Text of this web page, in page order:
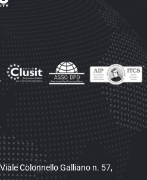
Viale Colonnello Galliano n. 57,